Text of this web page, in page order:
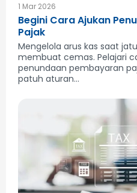
1 Mar 2026
Begini Cara Ajukan
Pajak
Mengelola arus kas saat
membuat cemas. Pelajari
penundaan pembayaran
patuh aturan...